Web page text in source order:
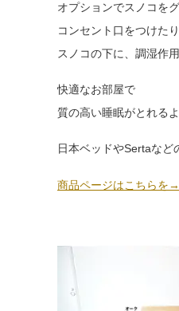
オプションでスノコを
コンセント口をつけたり
スノコの下に、調湿作
快適なお部屋で
質の高い睡眠がとれる
日本ベッドやSertaなど
商品ページはこちらを